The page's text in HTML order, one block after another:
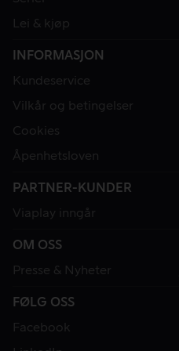
Lei & kjøp
INFORMASJON
Kundeservice
Vilkår og betingelser
Cookies
Åpenhetsloven
PARTNER-KUNDER
Viaplay inngår
OM OSS
Presse & Nyheter
FØLG OSS
Facebook